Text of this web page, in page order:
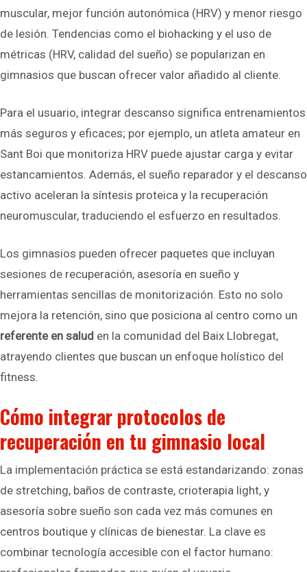
muscular, mejor función autonómica (HRV) y menor riesgo
de lesión. Tendencias como el biohacking y el uso de
métricas (HRV, calidad del sueño) se popularizan en
gimnasios que buscan ofrecer valor añadido al cliente.
Para el usuario, integrar descanso significa entrenamientos
más seguros y eficaces; por ejemplo, un atleta amateur en
Sant Boi que monitoriza HRV puede ajustar carga y evitar
estancamientos. Además, el sueño reparador y el descanso
activo aceleran la síntesis proteica y la recuperación
neuromuscular, traduciendo el esfuerzo en resultados.
Los gimnasios pueden ofrecer paquetes que incluyan
sesiones de recuperación, asesoría en sueño y
herramientas sencillas de monitorización. Esto no solo
mejora la retención, sino que posiciona al centro como un
referente en salud en la comunidad del Baix Llobregat,
atrayendo clientes que buscan un enfoque holístico del
fitness.
Cómo integrar protocolos de
recuperación en tu gimnasio local
La implementación práctica se está estandarizando: zonas
de stretching, baños de contraste, crioterapia light, y
asesoría sobre sueño son cada vez más comunes en
centros boutique y clínicas de bienestar. La clave es
combinar tecnología accesible con el factor humano: